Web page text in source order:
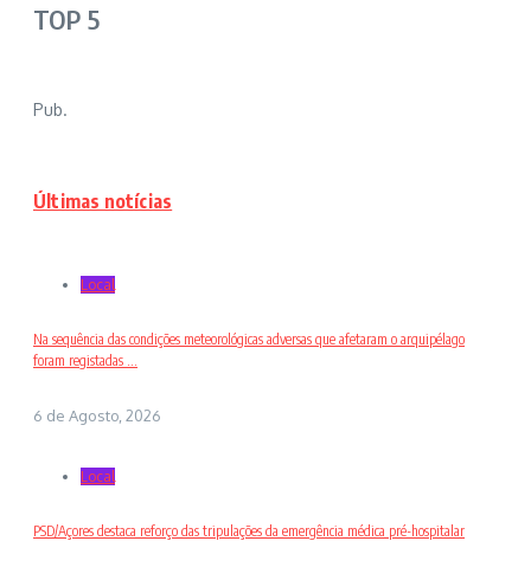
TOP 5
Pub.
Últimas notícias
Local
Na sequência das condições meteorológicas adversas que afetaram o arquipélago
foram registadas ...
6 de Agosto, 2026
Local
PSD/Açores destaca reforço das tripulações da emergência médica pré-hospitalar